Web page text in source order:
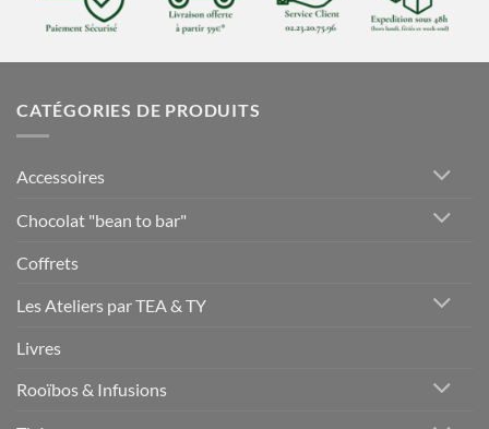
CATÉGORIES DE PRODUITS
Accessoires
Chocolat "bean to bar"
Coffrets
Les Ateliers par TEA & TY
Livres
Rooïbos & Infusions